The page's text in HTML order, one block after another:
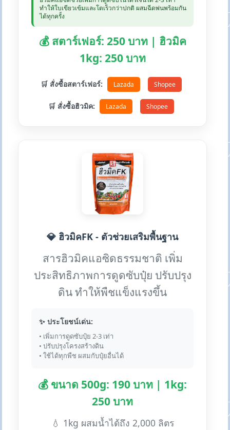
ทำให้ใบเขียวเข้มและโตเร็วกว่าปกติ ผสมฉีดพ่นพร้อมกัน
ได้ทุกครั้ง
💰 สตาร์เฟอร์: 250 บาท | ฮิวมิค
1kg: 250 บาท
🛒 สั่งซื้อสตาร์เฟอร์: Lazada Shopee
🛒 สั่งซื้อฮิวมิค: Lazada Shopee
💎 ฮิวมิคFK - ตัวช่วยเสริมพื้นฐาน
สารฮิวมิคแอซิดธรรมชาติ เพิ่ม
ประสิทธิภาพการดูดซับปุ๋ย ปรับปรุง
ดิน ทำให้พืชแข็งแรงขึ้น
✨ ประโยชน์เด่น:
• เพิ่มการดูดซับปุ๋ย 2-3 เท่า
• ปรับปรุงโครงสร้างดิน
• ใช้ได้ทุกพืช ผสมกับปุ๋ยอื่นได้
💰 ขนาด 500g: 190 บาท | 1kg:
250 บาท
💧 1kg ผสมน้ำได้ถึง 2,000 ลิตร